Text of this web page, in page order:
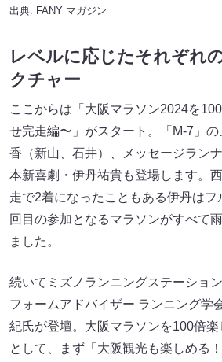
出典: FANY マガジン
レベルに応じたそれぞれ
クチャー
ここからは「大阪マラソン2024を
せ完走編〜」がスタート。「M-7」
香（新山、石井）、メッセージラン
本新喜劇・伊丹祐貴も登場します。
走で2着になったこともある伊丹は
回目の参加となるマラソンがすべて
ました。
続いてミズノランニングステーショ
フォームアドバイザー ランニング学
紀氏が登壇。大阪マラソンを100倍楽
として、まず「大阪観光も楽しめる